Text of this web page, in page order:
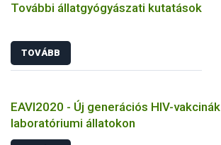
További állatgyógyászati kutatások
TOVÁBB
EAVI2020 - Új generációs HIV-
laboratóriumi állatokon